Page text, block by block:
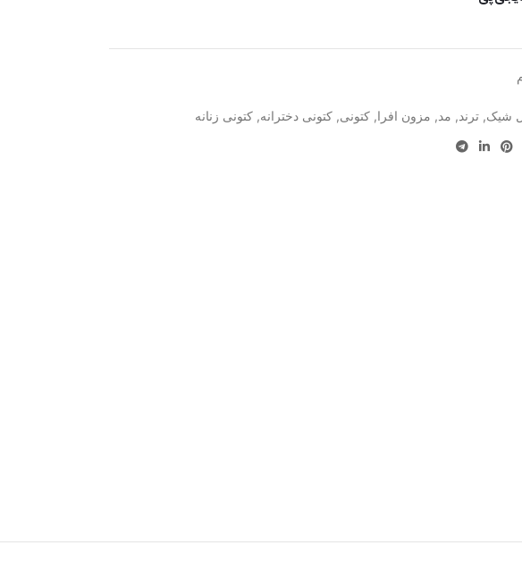
شیک, ترند, مد, مزون افرا, کتونی, کتونی دخترانه, کتونی زنانه